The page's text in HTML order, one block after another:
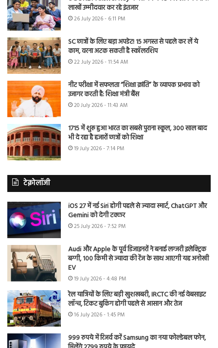
लाखों उम्मीदवार कर रहे इंतजार
26 July 2026 - 6:11 PM
SC छात्रों के लिए बड़ा अपडेट! 15 अगस्त से पहले कर लें ये
काम, वरना अटक सकती है स्कॉलरशिप
22 July 2026 - 11:54 AM
नीट परीक्षा में सफलता “शिक्षा क्रांति” के व्यापक प्रभाव को
उजागर करती है: शिक्षा मंत्री बैंस
20 July 2026 - 11:43 AM
1715 में शुरू हुआ भारत का सबसे पुराना स्कूल, 300 साल बाद
भी दे रहा है हजारों छात्रों को शिक्षा
19 July 2026 - 7:14 PM
टेक्नोलॉजी
iOS 27 में नई Siri होगी पहले से ज्यादा स्मार्ट, ChatGPT और
Gemini को देगी टक्कर
25 July 2026 - 7:52 PM
Audi और Apple के पूर्व डिजाइनरों ने बनाई लग्जरी इलेक्ट्रिक
बग्गी, 100 किमी से ज्यादा की रेंज के साथ आएगी यह अनोखी
EV
19 July 2026 - 4:48 PM
रेल यात्रियों के लिए बड़ी खुशखबरी, IRCTC की नई वेबसाइट
लॉन्च, टिकट बुकिंग होगी पहले से आसान और तेज
16 July 2026 - 1:45 PM
999 रुपये में रिजर्व करें Samsung का नया फोल्डेबल फोन,